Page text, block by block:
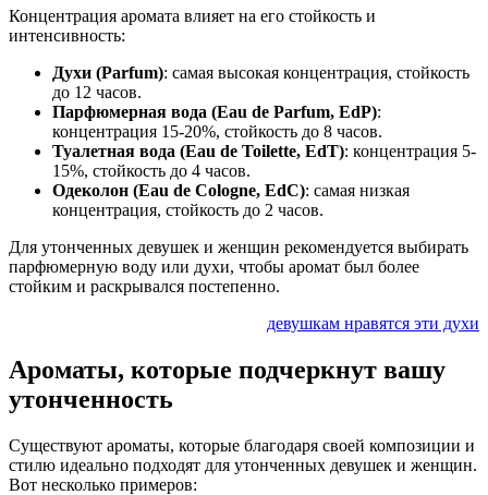
Концентрация аромата влияет на его стойкость и
интенсивность:
Духи (Parfum): самая высокая концентрация, стойкость
до 12 часов.
Парфюмерная вода (Eau de Parfum, EdP):
концентрация 15-20%, стойкость до 8 часов.
Туалетная вода (Eau de Toilette, EdT): концентрация 5-
15%, стойкость до 4 часов.
Одеколон (Eau de Cologne, EdC): самая низкая
концентрация, стойкость до 2 часов.
Для утонченных девушек и женщин рекомендуется выбирать
парфюмерную воду или духи, чтобы аромат был более
стойким и раскрывался постепенно.
девушкам нравятся эти духи
Ароматы, которые подчеркнут вашу
утонченность
Существуют ароматы, которые благодаря своей композиции и
стилю идеально подходят для утонченных девушек и женщин.
Вот несколько примеров: